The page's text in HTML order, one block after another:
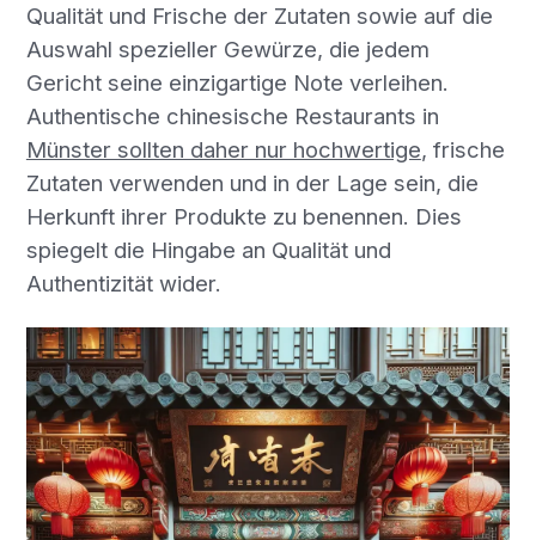
Qualität und Frische der Zutaten sowie auf die
Auswahl spezieller Gewürze, die jedem
Gericht seine einzigartige Note verleihen.
Authentische chinesische Restaurants in
Münster sollten daher nur hochwertige, frische
Zutaten verwenden und in der Lage sein, die
Herkunft ihrer Produkte zu benennen. Dies
spiegelt die Hingabe an Qualität und
Authentizität wider.